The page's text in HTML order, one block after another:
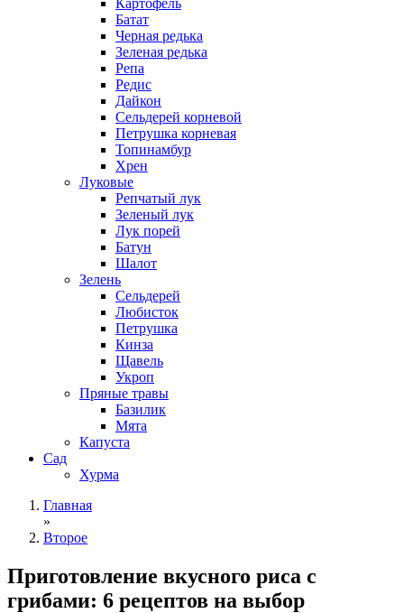
Картофель
Батат
Черная редька
Зеленая редька
Репа
Редис
Дайкон
Сельдерей корневой
Петрушка корневая
Топинамбур
Хрен
Луковые
Репчатый лук
Зеленый лук
Лук порей
Батун
Шалот
Зелень
Сельдерей
Любисток
Петрушка
Кинза
Щавель
Укроп
Пряные травы
Базилик
Мята
Капуста
Сад
Хурма
Главная
»
Второе
Приготовление вкусного риса с
грибами: 6 рецептов на выбор